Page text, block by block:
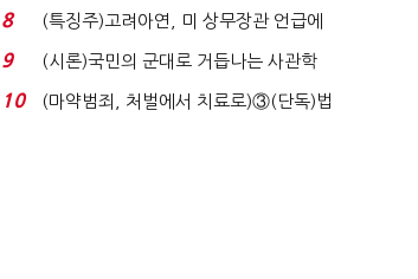
지하라"...내팽개친 '...
8
(특징주)고려아연, 미 상무장관 언급에
12% '급등'...
9
(시론)국민의 군대로 거듭나는 사관학
교 개혁
10
(마약범죄, 처벌에서 치료로)③(단독)법